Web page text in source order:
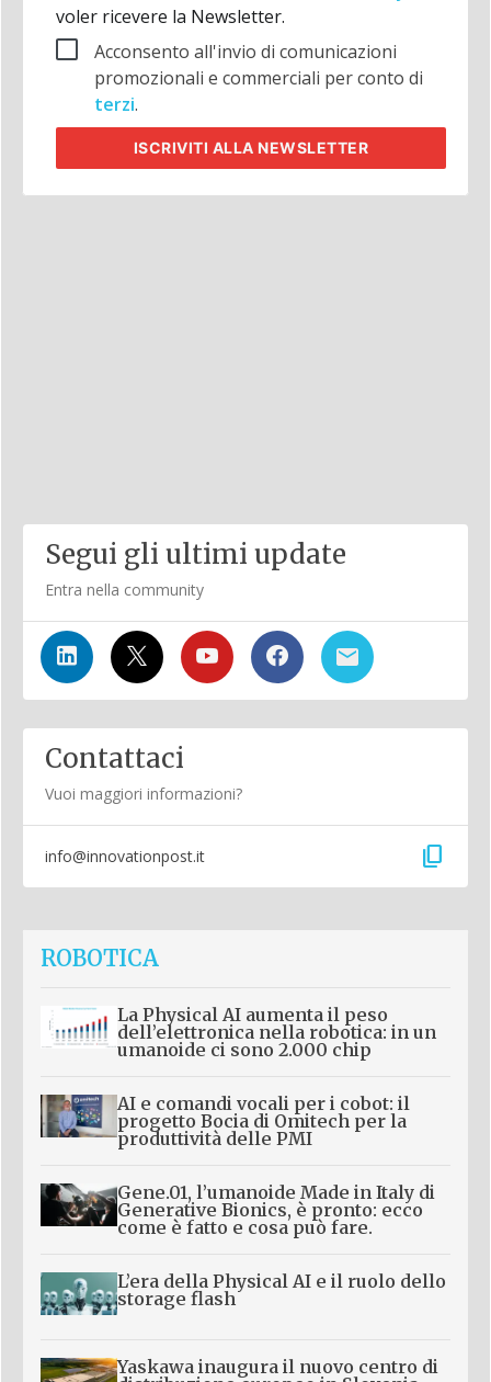
voler ricevere la Newsletter.
Acconsento all'invio di comunicazioni
promozionali e commerciali per conto di
terzi.
ISCRIVITI ALLA NEWSLETTER
Segui gli ultimi update
Entra nella community
Contattaci
Vuoi maggiori informazioni?
info@innovationpost.it content_copy
ROBOTICA
La Physical AI aumenta il peso
dell’elettronica nella robotica: in un
umanoide ci sono 2.000 chip
AI e comandi vocali per i cobot: il
progetto Bocia di Omitech per la
produttività delle PMI
Gene.01, l’umanoide Made in Italy di
Generative Bionics, è pronto: ecco
come è fatto e cosa può fare.
L’era della Physical AI e il ruolo dello
storage flash
Yaskawa inaugura il nuovo centro di